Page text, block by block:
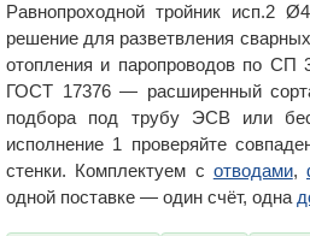
Равнопроходной тройник исп.2
решение для разветвления
отопления и паропроводов по СП
ГОСТ 17376 — расширенный
подбора под трубу ЭСВ или
исполнение 1 проверяйте
стенки. Комплектуем с отводами,
одной поставке — один счёт, одна